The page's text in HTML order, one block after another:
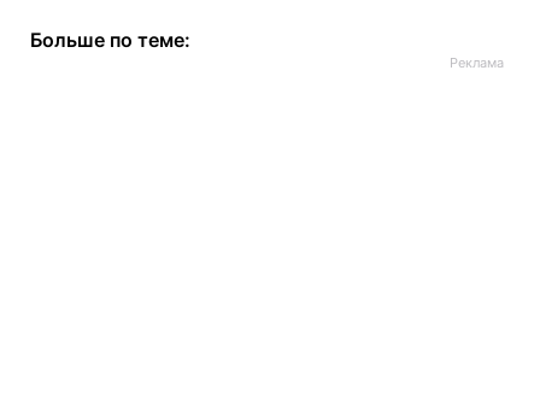
Больше по теме: